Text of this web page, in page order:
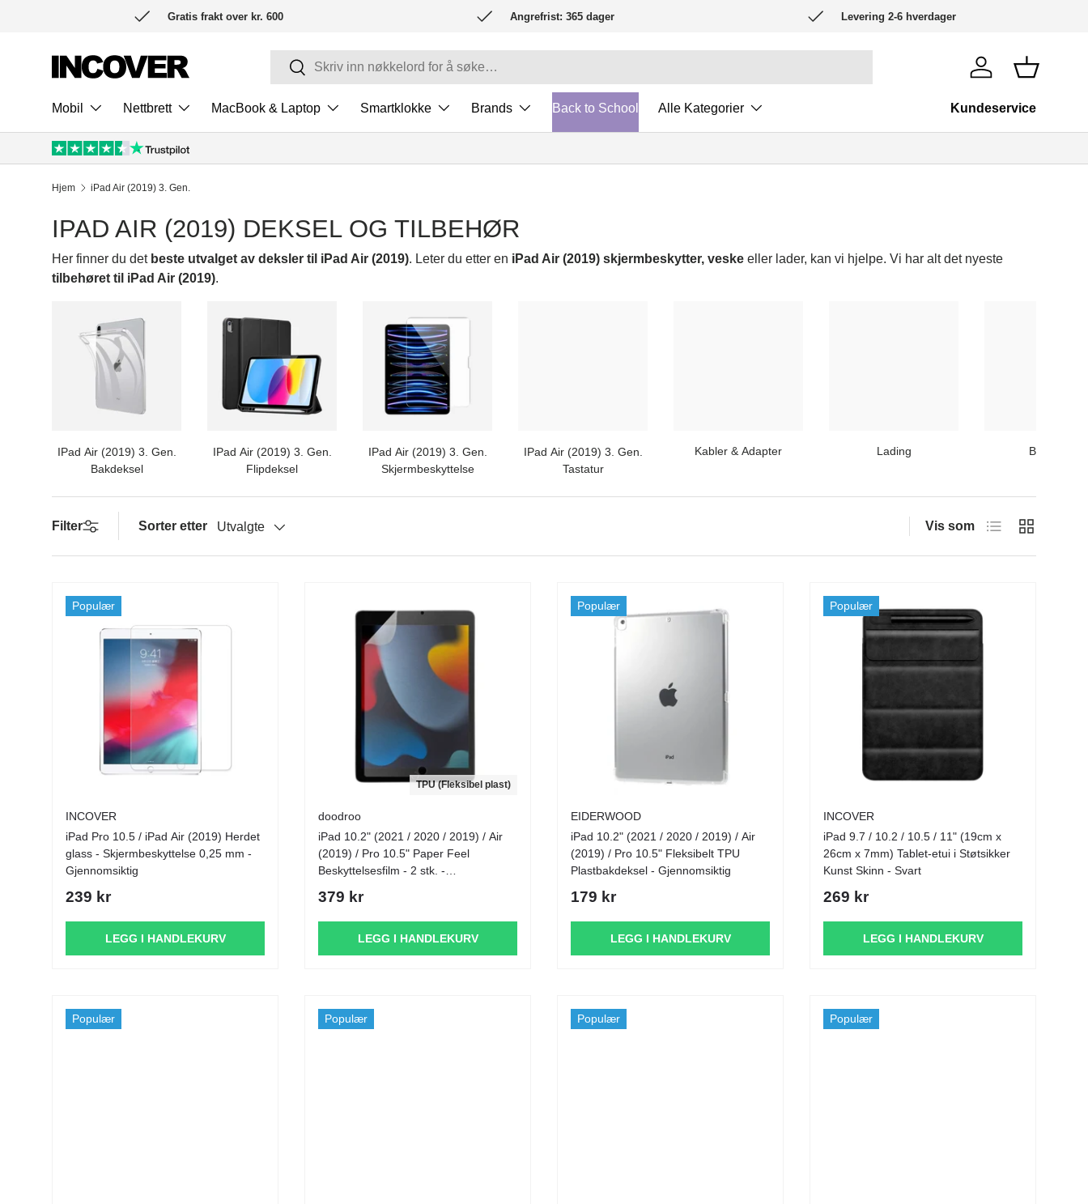
Gratis frakt over kr. 600 Angrefrist: 365 dager Levering 2-6 hverdager
Søk
Logg innKurv
Mobil Nettbrett MacBook & Laptop Smartklokke Brands Back to School Alle Kategorier Kundeservice
Hjem iPad Air (2019) 3. Gen.
IPAD AIR (2019) DEKSEL OG TILBEHØR
Her finner du det beste utvalget av deksler til iPad Air (2019). Leter du etter en iPad Air (2019) skjermbeskytter, veske eller lader, kan vi hjelpe. Vi har alt det nyeste
tilbehøret til iPad Air (2019).
IPad Air (2019) 3. Gen.
Bakdeksel
IPad Air (2019) 3. Gen.
Flipdeksel
IPad Air (2019) 3. Gen.
Skjermbeskyttelse
IPad Air (2019) 3. Gen.
Tastatur
Kabler & Adapter Lading Bilutstyr
Filter Sorter etter Utvalgte Vis som Liste Rutenett
Populær
INCOVER
iPad Pro 10.5 / iPad Air (2019) Herdet
glass - Skjermbeskyttelse 0,25 mm -
Gjennomsiktig
239 kr
LEGG I HANDLEKURV
TPU (Fleksibel plast)
doodroo
iPad 10.2" (2021 / 2020 / 2019) / Air
(2019) / Pro 10.5" Paper Feel
Beskyttelsesfilm - 2 stk. -
379 kr
LEGG I HANDLEKURV
Populær
EIDERWOOD
iPad 10.2" (2021 / 2020 / 2019) / Air
(2019) / Pro 10.5" Fleksibelt TPU
Plastbakdeksel - Gjennomsiktig
179 kr
LEGG I HANDLEKURV
Populær
INCOVER
iPad 9.7 / 10.2 / 10.5 / 11" (19cm x
26cm x 7mm) Tablet-etui i Støtsikker
Kunst Skinn - Svart
269 kr
LEGG I HANDLEKURV
Populær Populær Populær Populær